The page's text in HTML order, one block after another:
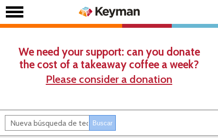
We need your support: can you donate
the cost of a takeaway coffee a week?
Please consider a donation